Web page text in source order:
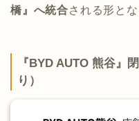
橋』へ統合される形とな
『BYD AUTO 熊谷』
り）